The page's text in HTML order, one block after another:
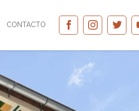
CONTACTO